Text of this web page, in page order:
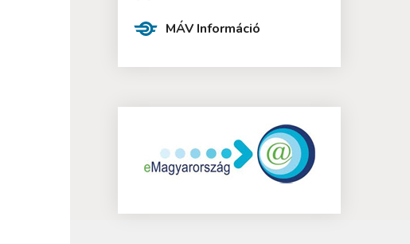
MÁV Információ